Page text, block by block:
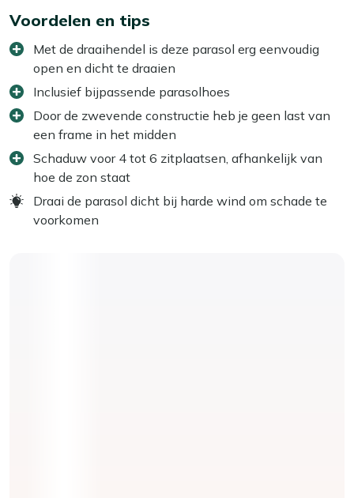
Voordelen en tips
Met de draaihendel is deze parasol erg eenvoudig
open en dicht te draaien
Inclusief bijpassende parasolhoes
Door de zwevende constructie heb je geen last van
een frame in het midden
Schaduw voor 4 tot 6 zitplaatsen, afhankelijk van
hoe de zon staat
Draai de parasol dicht bij harde wind om schade te
voorkomen